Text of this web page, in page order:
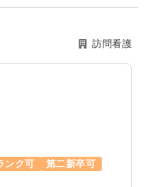
訪問看護
ンク可
第二新卒可